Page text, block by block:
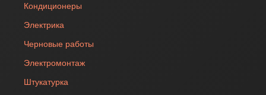
Кондиционеры
Электрика
Черновые работы
Электромонтаж
Штукатурка